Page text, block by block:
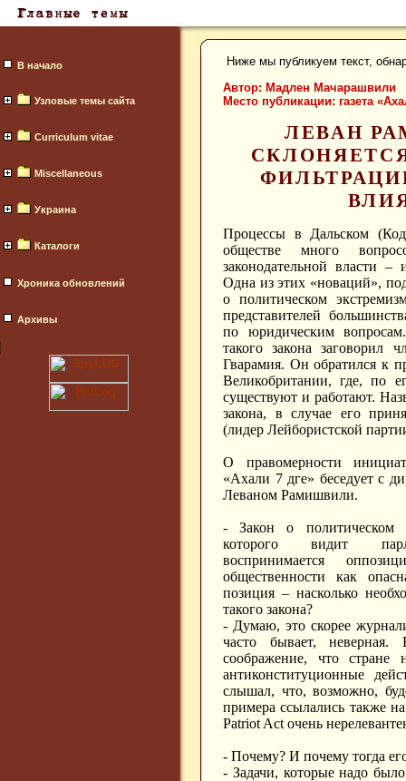
В начало
Узловые темы сайта
Curriculum vitae
Miscellaneous
Украина
Каталоги
Хроника обновлений
Архивы
Ниже мы публикуем текст,
Автор: Мадлен Мачарашвили
Место публикации: газета
ЛЕВАН
Процессы в Дальском
обществе много
законодательной власти –
Одна из этих «новаций»,
о политическом
представителей
по юридическим
такого закона заговорил
Гварамия. Он обратился к
Великобритании, где, по
существуют и работают.
закона, в случае его
(лидер Лейбористской
О правомерности
«Ахали 7 дге» беседует с
Леваном Рамишвили.
- Закон о политическом
которого видит
воспринимается
общественности как
позиция – насколько
такого закона?
- Думаю, это скорее
часто бывает,
соображение, что
антиконституционные
слышал, что, возможно,
примера ссылались также
Patriot Act очень
- Почему? И почему тогда
- Задачи, которые надо